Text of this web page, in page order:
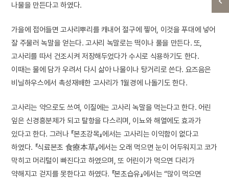
나물을 만든다고 하였다.
가을에 접어들면 고사리뿌리를 캐내어 절구에 찧어, 이것을 푸대에 넣어
잘 주물러 녹말을 얻는다. 고사리 녹말로는 떡이나 풀을 만든다. 또,
고사리를 따서 건조시켜 저장해두었다가 수시로 식용하기도 한다.
이때는 물에 담가 우려서 다시 삶아 나물이나 탕거리로 쓴다. 요즈음은
비닐하우스에서 촉성재배한 고사리가 1월경에 나돌기도 한다.
고사리는 약으로도 쓰여, 이질에는 고사리 녹말을 먹는다고 한다. 어린
잎은 신경흥분제가 되고 탈항을 다스리며, 이뇨와 해열에도 효과가
있다고 한다. 그러나 『본초강목』에서는 고사리는 이익함이 없다고
하였다. 『식료본초 食療本草』에서는 오래 먹으면 눈이 어두워지고 코가
막히고 머리털이 빠진다고 하였으며, 또 어린이가 먹으면 다리가
약해지고 걷지를 못한다고 하였다. 『본초습유』에서는 “많이 먹으면